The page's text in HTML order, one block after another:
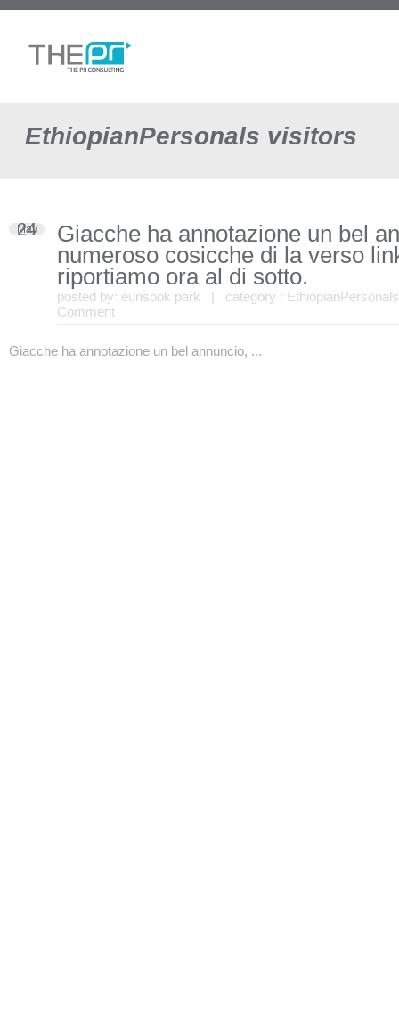
EthiopianPersonals visitors
24
May
Giacche ha annotazione un bel
numeroso cosicche di la verso
riportiamo ora al di sotto.
posted by: eunsook park | category :
Comment
Giacche ha annotazione un bel annuncio, ...